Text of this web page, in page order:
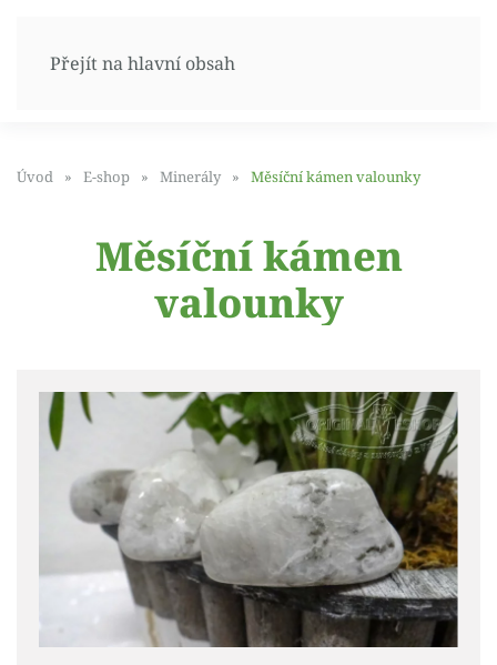
Přejít na hlavní obsah
Úvod E-shop Minerály Měsíční kámen valounky
Měsíční kámen
valounky